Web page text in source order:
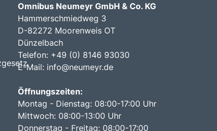
Omnibus Neumeyr GmbH & Co. KG
Hammerschmiedweg 3
D-82272 Moorenweis OT
Dünzelbach
Telefon: +49 (0) 8146 93030
E-Mail: info@neumeyr.de
Öffnungszeiten:
Montag - Dienstag: 08:00-17:00 Uhr
Mittwoch: 08:00-13:00 Uhr
Donnerstag - Freitag: 08:00-17:00